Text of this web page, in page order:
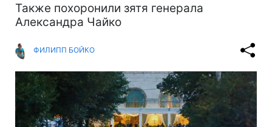
Также похоронили зятя генерала
Александра Чайко
ФИЛИПП БОЙКО